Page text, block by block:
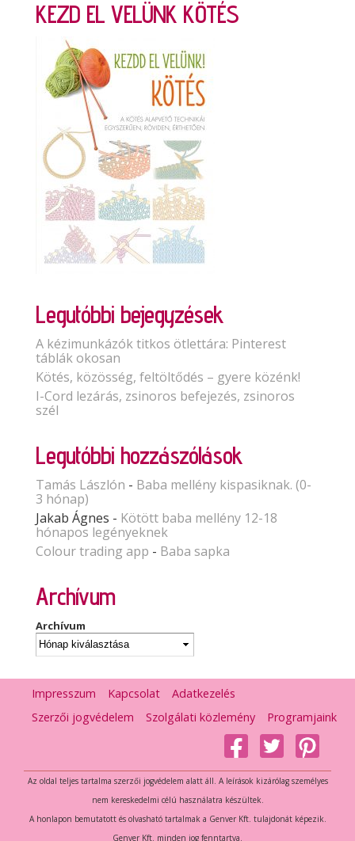
KEZD EL VELÜNK KÖTÉS
Legutóbbi bejegyzések
A kézimunkázók titkos ötlettára: Pinterest
táblák okosan
Kötés, közösség, feltöltődés – gyere közénk!
I-Cord lezárás, zsinoros befejezés, zsinoros
szél
Legutóbbi hozzászólások
Tamás Lászlón - Baba mellény kispasiknak. (0-
3 hónap)
Jakab Ágnes - Kötött baba mellény 12-18
hónapos legényeknek
Colour trading app - Baba sapka
Archívum
Archívum
Impresszum Kapcsolat
Adatkezelés
Szerzői jogvédelem
Szolgálati közlemény Programjaink
Az oldal teljes tartalma szerzői jogvédelem alatt áll. A leírások kizárólag személyes
nem kereskedelmi célú használatra készültek.
A honlapon bemutatott és olvasható tartalmak a Genver Kft. tulajdonát képezik.
Genver Kft. minden jog fenntartva.